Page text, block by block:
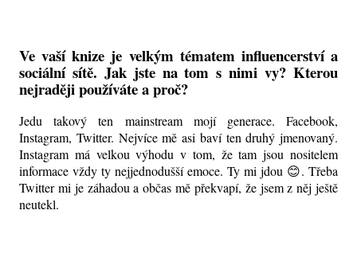
Ve vaší knize je velkým tématem influencerství a
sociální sítě. Jak jste na tom s nimi vy? Kterou
nejraději používáte a proč?
Jedu takový ten mainstream mojí generace. Facebook,
Instagram, Twitter. Nejvíce mě asi baví ten druhý jmenovaný.
Instagram má velkou výhodu v tom, že tam jsou nositelem
informace vždy ty nejjednodušší emoce. Ty mi jdou 😊. Třeba
Twitter mi je záhadou a občas mě překvapí, že jsem z něj ještě
neutekl.